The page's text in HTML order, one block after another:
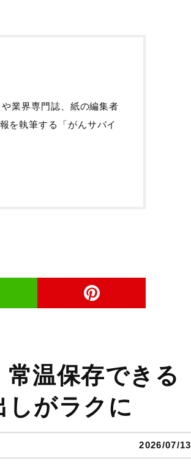
業界専門誌、紙の編集者
を執筆する「がんサバイ
常温保存できる
しがラクに
2026/07/13